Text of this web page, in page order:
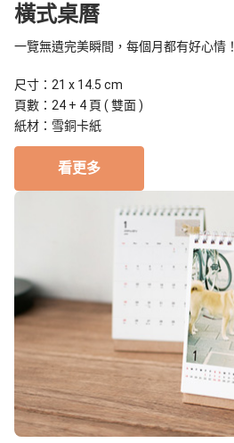
橫式桌曆
一覽無遺完美瞬間，每個月都有好心情！
尺寸：21 x 14.5 cm
頁數：24 + 4 頁 ( 雙面 )
紙材：雪銅卡紙
看更多